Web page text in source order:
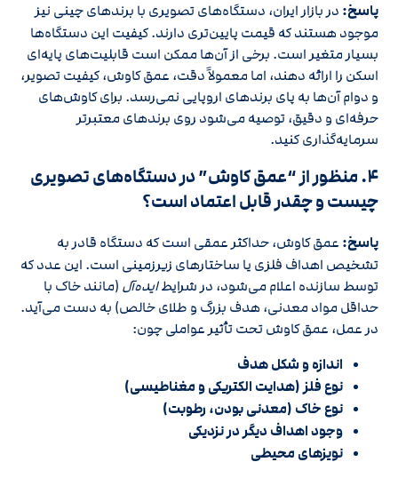
پاسخ: در بازار ایران، دستگاه‌های تصویری با برندهای چینی نیز
موجود هستند که قیمت پایین‌تری دارند. کیفیت این دستگاه‌ها
بسیار متغیر است. برخی از آن‌ها ممکن است قابلیت‌های پایه‌ای
اسکن را ارائه دهند، اما معمولاً دقت، عمق کاوش، کیفیت تصویر،
و دوام آن‌ها به پای برندهای اروپایی نمی‌رسد. برای کاوش‌های
حرفه‌ای و دقیق، توصیه می‌شود روی برندهای معتبرتر
سرمایه‌گذاری کنید.
۴. منظور از “عمق کاوش” در دستگاه‌های تصویری
چیست و چقدر قابل اعتماد است؟
پاسخ: عمق کاوش، حداکثر عمقی است که دستگاه قادر به
تشخیص اهداف فلزی یا ساختارهای زیرزمینی است. این عدد که
توسط سازنده اعلام می‌شود، در شرایطایده‌آل (مانند خاک با
حداقل مواد معدنی، هدف بزرگ و طلای خالص) به دست می‌آید.
در عمل، عمق کاوش تحت تأثیر عواملی چون:
اندازه و شکل هدف
نوع فلز (هدایت الکتریکی و مغناطیسی)
نوع خاک (معدنی بودن، رطوبت)
وجود اهداف دیگر در نزدیکی
نویزهای محیطی